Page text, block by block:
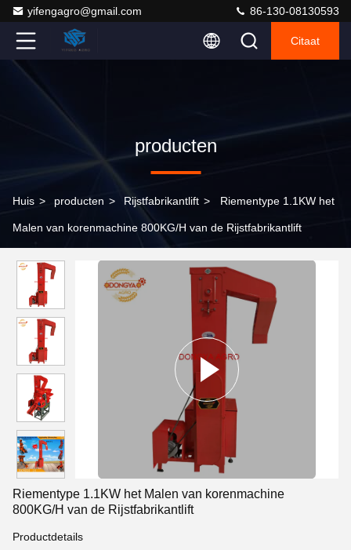
yifengagro@gmail.com 86-130-08130593
Citaat
producten
Huis > producten > Rijstfabrikantlift > Riementype 1.1KW het
Malen van korenmachine 800KG/H van de Rijstfabrikantlift
Riementype 1.1KW het Malen van korenmachine
800KG/H van de Rijstfabrikantlift
Productdetails